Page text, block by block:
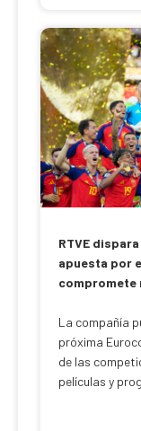
RTVE
apuesta por
compromete
La compañía
próxima
de las
películas y